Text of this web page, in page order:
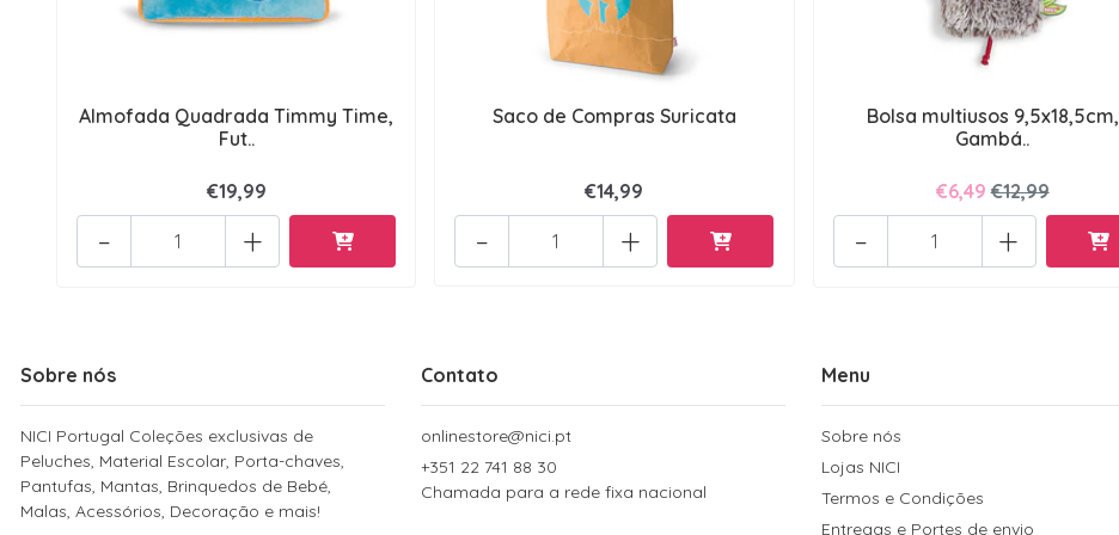
Almofada Quadrada Timmy Time,
Fut..
€19,99
+
-
Saco de Compras Suricata
€14,99
+
-
Bolsa multiusos 9,5x18,5cm,
Gambá..
€6,49 €12,99
+
-
Sobre nós
NICI Portugal Coleções exclusivas de
Peluches, Material Escolar, Porta-chaves,
Pantufas, Mantas, Brinquedos de Bebé,
Malas, Acessórios, Decoração e mais!
Contato
onlinestore@nici.pt
+351 22 741 88 30
Chamada para a rede fixa nacional
Menu
Sobre nós
Lojas NICI
Termos e Condições
Entregas e Portes de envio